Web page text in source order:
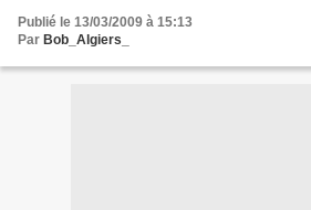
Publié le 13/03/2009 à 15:13
Par Bob_Algiers_